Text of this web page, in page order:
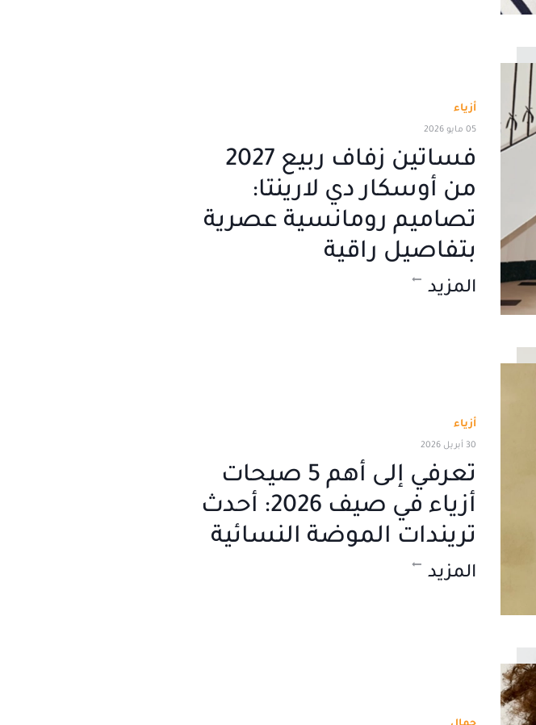
أزياء
05 مايو 2026
فساتين زفاف ربيع 2027
من أوسكار دي لارينتا:
تصاميم رومانسية عصرية
بتفاصيل راقية
المزيد
أزياء
30 أبريل 2026
تعرفي إلى أهم 5 صيحات
أزياء في صيف 2026: أحدث
تريندات الموضة النسائية
المزيد